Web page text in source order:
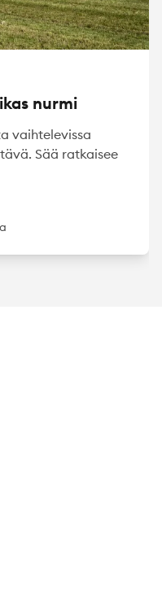
nurmi
vaihtelevissa
Sää ratkaisee